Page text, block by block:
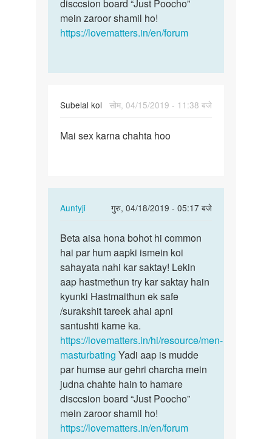
disccsion board “Just Poocho”
mein zaroor shamil ho!
https://lovematters.in/en/forum
Subelal kol
सोम, 04/15/2019 - 11:38 बजे
Mai
Mai sex karna chahta hoo
Auntyji
गुरु, 04/18/2019 - 05:17 बजे
In
to
Mai
sex
karna
chahta
hoo
by
Subelal
kol
Beta
aisa
hona
bohot
hi…
Beta aisa hona bohot hi common
hai par hum aapki ismein koi
sahayata nahi kar saktay! Lekin
aap hastmethun try kar saktay hain
kyunki Hastmaithun ek safe
/surakshit tareek ahai apni
santushti karne ka.
https://lovematters.in/hi/resource/men-
masturbating Yadi aap is mudde
par humse aur gehri charcha mein
judna chahte hain to hamare
disccsion board “Just Poocho”
mein zaroor shamil ho!
https://lovematters.in/en/forum